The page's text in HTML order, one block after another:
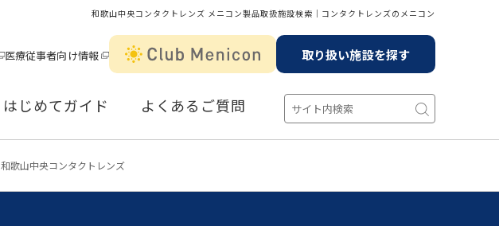
和歌山中央コンタクトレンズ メニコン製品取扱施設検索│コンタクトレンズのメニコン
医療従事者向け情報 取り扱い施設を探す
はじめてガイド よくあるご質問
和歌山中央コンタクトレンズ